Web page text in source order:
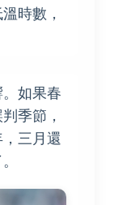
時數，
如果春
季節，
三月還